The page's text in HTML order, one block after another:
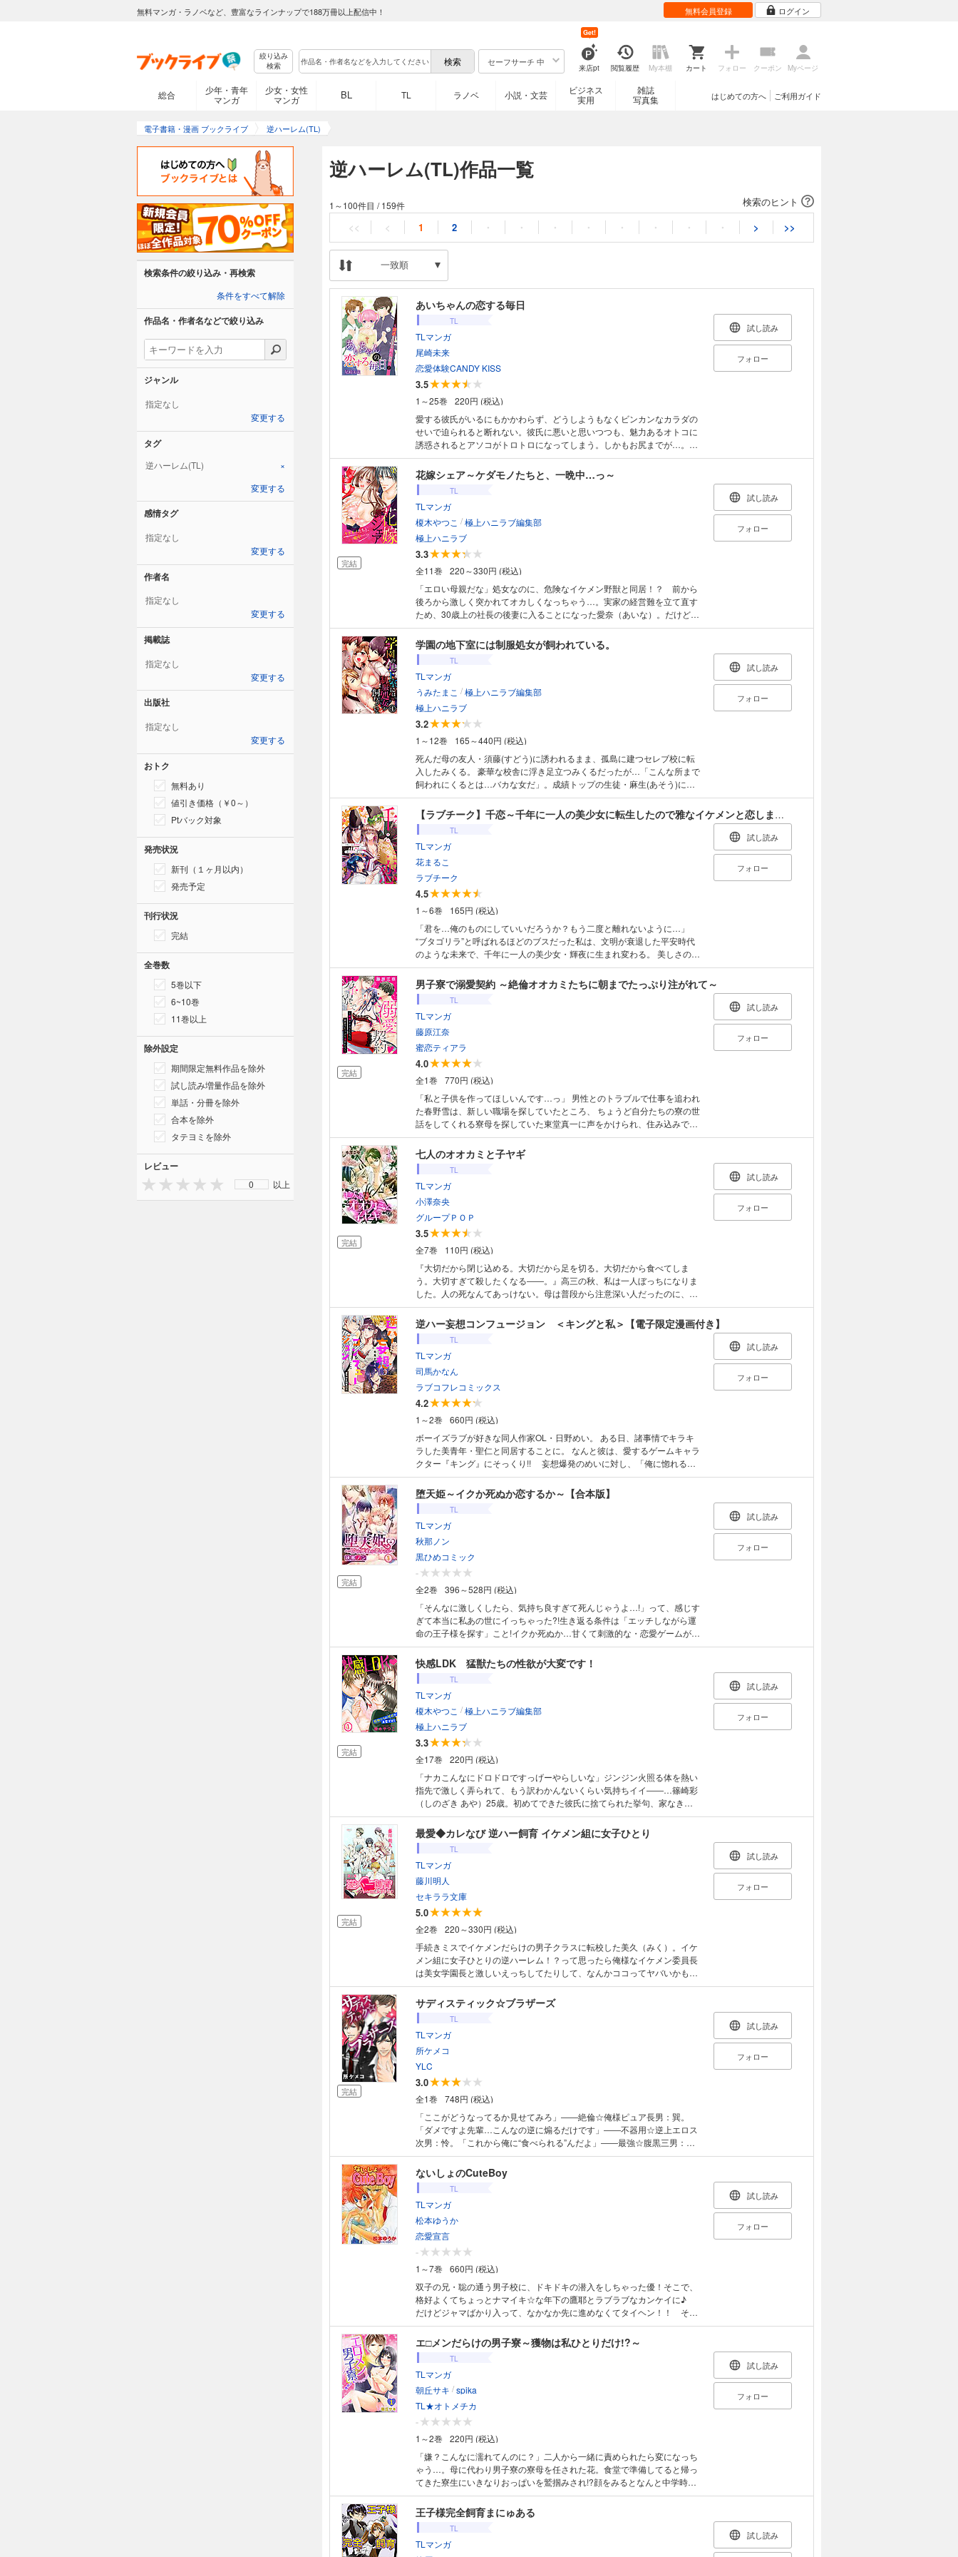
無料マンガ・ラノベなど、豊富なラインナップで188万冊以上配信中！ 無料会員登録 ログイン
絞り込み
検索
セーフサーチ 中
来店pt
Get!
閲覧履歴 My本棚 カート フォロー クーポン Myページ
総合
少年・青年
マンガ
少女・女性
マンガ
BL TL ラノベ 小説・文芸
ビジネス
実用
雑誌
写真集
ご利用ガイド
はじめての方へ
電子書籍・漫画 ブックライブ 逆ハーレム(TL)
逆ハーレム(TL)作品一覧
検索のヒント
1～100件目 /159件
<< < 1 2 ・ ・ ・ ・ ・ ・ ・ ・ > >>
一致順
あいちゃんの恋する毎日
TL
TLマンガ
尾崎未来
恋愛体験CANDY KISS
3.5
1～25巻
220円 (税込)
愛する彼氏がいるにもかかわらず、どうしようもなくビンカンなカラダの
せいで迫られると断れない。彼氏に悪いと思いつつも、魅力あるオトコに
誘惑されるとアソコがトロトロになってしまう。しかもお尻までが…。
明るくキレイ、なのにハードな内容で50話を超える（番外編含む）大人気
シリーズのあいちゃんシリーズがいよいよ登場！！ ※この作品は
HMC「The Great Escape」シリーズを再編集したものです。 重複購入
にご注意ください。 収録作品：Great Escape(1)┴Great Escape(2)
試し読み
フォロー
完結
花嫁シェア～ケダモノたちと、一晩中…っ～
TL
TLマンガ
榎木やつこ /極上ハニラブ編集部
極上ハニラブ
3.3
全11巻
220～330円 (税込)
「エロい母親だな」処女なのに、危険なイケメン野獣と同居！？ 前から
後ろから激しく突かれてオカしくなっちゃう…。実家の経営難を立て直す
ため、30歳上の社長の後妻に入ることになった愛奈（あいな）。だけど、
なんと夫が愛人と暮らすため家を出ていってしまう！ 愛奈は夫の息子で
あるヘンタイ兄弟（倫理観ゼロ）と一緒に住むことに！？ 「ヤりたかっ
たんだろ？」と兄の佑（たすく）にハジメテを奪われて…こんなの絶対ダ
メなのに…奥までグショグショでヤバいよぉ…っ さらに弟の那智（な
ち）にまで襲われてもうカラダが持たない！ トラブルMAXの新婚生活、
どうなっちゃうの！？ （この作品は、雑誌「極上ハニラブ」2017年7月
号、8月号に収録されています。重複購入にご注意ください。）
試し読み
フォロー
学園の地下室には制服処女が飼われている。
TL
TLマンガ
うみたまこ /極上ハニラブ編集部
極上ハニラブ
3.2
1～12巻
165～440円 (税込)
死んだ母の友人・須藤(すどう)に誘われるまま、孤島に建つセレブ校に転
入したみくる。 豪華な校舎に浮き足立つみくるだったが…「こんな所まで
飼われにくるとは…バカな女だ」。成績トップの生徒・麻生(あそう)に冷
たく突き放される。 そう、みくるはまだ知らなかった。この学園を支配す
る『ランキング制度』のワナを…そして男子生徒たちの、絡みつくヒワイ
な視線の意味を――!!
試し読み
フォロー
【ラブチーク】千恋～千年に一人の美少女に転生したので雅なイケメンと恋します！～
TL
TLマンガ
花まるこ
ラブチーク
4.5
1～6巻
165円 (税込)
「君を…俺のものにしていいだろうか？もう二度と離れないように…」
“ブタゴリラ”と呼ばれるほどのブスだった私は、文明が衰退した平安時代
のような未来で、千年に一人の美少女・輝夜に生まれ変わる。 美しさのあ
まり兄に襲われたところを逃げ出し、匿ってくれたのはーーどこか前世の
想い人に似た高貴な美形・泰人。 初めて会った相手なのに、胸のトキメキ
が抑えられない！お互いの吐息を熱を確かめて、夢のような一夜を過ごす
が…。 NEO平安時代を舞台に、雅なイケメン貴族たちとの逆ハーレム・
ラブロマンスTL！輝夜は誰を選ぶーー？
試し読み
フォロー
完結
男子寮で溺愛契約 ～絶倫オオカミたちに朝までたっぷり注がれて～
TL
TLマンガ
藤原江奈
蜜恋ティアラ
4.0
全1巻
770円 (税込)
「私と子供を作ってほしいんです…っ」 男性とのトラブルで仕事を追われ
た春野雪は、新しい職場を探していたところ、 ちょうど自分たちの寮の世
話をしてくれる寮母を探していた東堂真一に声をかけられ、住み込みで働
くことに。 寮には医者、異国の権力者、御曹司と個性あふれる魅力的な男
性たちが住んでいるのだった。 そこで雪は、かねてからの夢である「家
族」を作るため彼らに、自分と子作りをしてほしいと懇願し…？ ※この作
品は、以前配信していた「今夜は俺に抱かれてみる？～就職先は絶倫まみ
れの男子寮～」と同一の作品となります。重複購入にご注意下さい。
試し読み
フォロー
完結
七人のオオカミと子ヤギ
TL
TLマンガ
小澤奈央
グループＰＯＰ
3.5
全7巻
110円 (税込)
『大切だから閉じ込める。大切だから足を切る。大切だから食べてしま
う。大切すぎて殺したくなる――。』高三の秋、私は一人ぼっちになりま
した。人の死なんてあっけない。母は普段から注意深い人だったのに、暴
走車に突っ込まれるなんて…。これからどうすればいいのか途方に暮れて
いると、突然兄と名乗る男性が現れて、私は大きなお屋敷に連れて行かれ
ました。そこには他に６人も兄達がいて、全部で７人…？微かに昔兄達が
いた記憶はあるものの、母にその話をすると夢を見たのだと言われていた
ので、全く実感が湧きません。それにこの兄達、やたらとスキンシップが
多くて…この家ではこれが普通なのでしょうか？なんだか逆らえなくて、
怖い…。
試し読み
フォロー
逆ハー妄想コンフュージョン ＜キングと私＞【電子限定漫画付き】
TL
TLマンガ
司馬かなん
ラブコフレコミックス
4.2
1～2巻
660円 (税込)
ボーイズラブが好きな同人作家OL・日野めい。 ある日、諸事情でキラキ
ラした美青年・聖仁と同居することに。 なんと彼は、愛するゲームキャラ
クター『キング』にそっくり!! 妄想爆発のめいに対し、「俺に惚れる
な、好きになるな」と高圧的な聖仁。ところが、めいは「（現実の男に）
恋心を抱く事は絶対にありえません」と自信満々。そんな発言をぶつけら
れたことのない聖仁は、めいのことが何故か気になって？ イケメンに愛
されまくる逆ハーレム・えっちコメディ♪ 描き下ろし大ボリューム
15P★ さらに電子配信版限定の漫画付き♪ この作品は過去、ラブコフレ
vol.18〜22に掲載されました。重複購入にご注意下さい。
試し読み
フォロー
完結
堕天姫～イクか死ぬか恋するか～【合本版】
TL
TLマンガ
秋那ノン
黒ひめコミック
-
全2巻
396～528円 (税込)
「そんなに激しくしたら、気持ち良すぎて死んじゃうよ…!」って、感じす
ぎて本当に私あの世にイっちゃった?!生き返る条件は「エッチしながら運
命の王子様を探す」こと!イクか死ぬか…甘くて刺激的な・恋愛ゲームが
今、始まる…!1～4話収録セット売り。
試し読み
フォロー
完結
快感LDK 猛獣たちの性欲が大変です！
TL
TLマンガ
榎木やつこ /極上ハニラブ編集部
極上ハニラブ
3.3
全17巻
220円 (税込)
「ナカこんなにドロドロですっげーやらしいな」ジンジン火照る体を熱い
指先で激しく弄られて、もう訳わかんないくらい気持ちイイ――…篠崎彩
（しのざき あや）25歳。初めてできた彼氏に捨てられた挙句、家なき子
に！ 酔っ払って愚痴っていると、謎の美人さんが泊めてくれるらしい。
ラッキー！ とついていった彩だけど…そこは一癖も二癖もある変態ばか
りのシェアハウスだった！？ 濃厚な“ふれあい”に理性はどろどろに溶か
されちゃって…そんなにされたら、ナカがぐじゅぐじゅになっちゃう…
っ エッチな猛獣男子たちとちょっぴりアンラッキーOLのドキドキLDKラ
ブコメ☆ （第1話）
試し読み
フォロー
完結
最愛◆カレなび 逆ハー飼育 イケメン組に女子ひとり
TL
TLマンガ
藤川明人
セキララ文庫
5.0
全2巻
220～330円 (税込)
手続きミスでイケメンだらけの男子クラスに転校した美久（みく）。イケ
メン組に女子ひとりの逆ハーレム！？って思ったら俺様なイケメン委員長
は美女学園長と激しいえっちしてたりして、なんかココってヤバいかも？
いつのまにか開発されて、与えられるカイカンに理性もカラダもとろけだ
す！イケメンの数だけ乱される！萌えＭＡＸの逆ハー★ＬＯＶＥ！！
試し読み
フォロー
完結
サディスティック☆ブラザーズ
TL
TLマンガ
所ケメコ
YLC
3.0
全1巻
748円 (税込)
「ここがどうなってるか見せてみろ」――絶倫☆俺様ピュア長男：巽。
「ダメですよ先輩…こんなの逆に煽るだけです」――不器用☆逆上エロス
次男：怜。「これから俺に“食べられる”んだよ」――最強☆腹黒三男：
恭。御曹司の榊三兄弟は顔はいいのに、性格はかなりのクセモノ！ そんな
彼らに“本気”で愛されちゃうと…!? イジワルなのに…まさかの胸きゅん♪
溺愛スーツ男子が素敵に暴走☆ラブ&H満載の大ヒットシリーズ!!
試し読み
フォロー
ないしょのCuteBoy
TL
TLマンガ
松本ゆうか
恋愛宣言
-
1～7巻
660円 (税込)
双子の兄・聡の通う男子校に、ドキドキの潜入をしちゃった優！そこで、
格好よくてちょっとナマイキ☆な年下の鷹耶とラブラブなカンケイに♪
だけどジャマばかり入って、なかなか先に進めなくてタイヘン！！ それ
に女の子だってバレたらヤバイのに、優の周りにはつぎつぎと男の子が近
づいてきて……！？ 禁断ファースト☆LOVE、かなりカゲキに進展中で
す。
試し読み
フォロー
エ□メンだらけの男子寮～獲物は私ひとりだけ!?～
TL
TLマンガ
朝丘サキ /spika
TL★オトメチカ
-
1～2巻
220円 (税込)
「嫌？こんなに濡れてんのに？」二人から一緒に責められたら変になっち
ゃう…。母に代わり男子寮の寮母を任された花。食堂で準備してると帰っ
てきた寮生にいきなりおっぱいを鷲掴みされ!?顔をみるとなんと中学時代
に転校していったいじめっ子！最悪の再会に不安になる花だけど、それは
まだ始まりで…。夜は入浴中に男子達が乱入してきて無防備な脚を開か
れ…だめ、そこ舐めないでぇ！四六時中カラダを狙われ、この寮キケン過
ぎ！
試し読み
フォロー
王子様完全飼育まにゅある
TL
TLマンガ
試し読み
検索条件の絞り込み・再検索
条件をすべて解除
作品名・作者名などで絞り込み
ジャンル
指定なし
変更する
タグ
逆ハーレム(TL) ×
変更する
感情タグ
指定なし
変更する
作者名
指定なし
変更する
掲載誌
指定なし
変更する
出版社
指定なし
変更する
おトク
無料あり
値引き価格（￥0～）
Ptバック対象
発売状況
新刊（１ヶ月以内）
発売予定
刊行状況
完結
全巻数
5巻以下
6~10巻
11巻以上
除外設定
期間限定無料作品を除外
試し読み増量作品を除外
単話・分冊を除外
合本を除外
タテヨミを除外
レビュー
0 以上